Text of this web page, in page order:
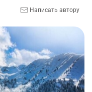
Написать автору